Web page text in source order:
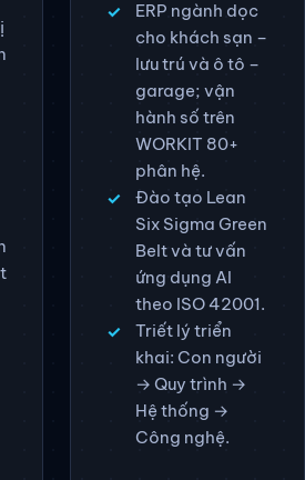
đánh giá nội bộ
theo thời gian
thực.
ERP ngành dọc
cho khách sạn –
lưu trú và ô tô –
garage; vận
hành số trên
WORKIT 80+
phân hệ.
Đào tạo Lean
Six Sigma Green
Belt và tư vấn
ứng dụng AI
theo ISO 42001.
Triết lý triển
khai: Con người